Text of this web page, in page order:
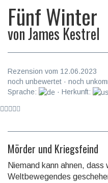
Fünf Winter
vonJames Kestrel
Rezension vom 12.06.2023
noch unbewertet · noch
Sprache:
· Herkunft:
Mörder und Kriegsfeind
Niemand kann ahnen,
Welt­bewe­gendes